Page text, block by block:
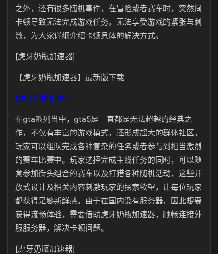
之外，还有很多随机事件，在冒险或者赛车时，突然间
卡顿导致无法完成游戏任务，无法享受游戏的紧张与刺
激，为大家详细介绍卡顿具体的解决方式。
[虎牙奶瓶加速器]
【虎牙奶瓶加速器】最新版下载
[虎牙奶瓶加速器]
在gta系列当中，gta5是一直都是无法超越的经典之
作，不仅有丰富的游戏模式，还形成超大的群体社区，
玩家可以组队完成各种复杂的任务或者参与到相当激烈
的赛车比赛中。玩家选择完成主线任务的同时，可以随
意参加街头组合的赛车以及打猎各种随机活动，这些开
放式设计及相关内容刺激玩家的探索欲望，让每位玩家
都获得足够新鲜感。由于在国内没有服务器，因此想要
获得流畅体验，需要借助虎牙奶瓶加速器，顺畅连接外
服服务器，解决卡顿问题。
[虎牙奶瓶加速器]